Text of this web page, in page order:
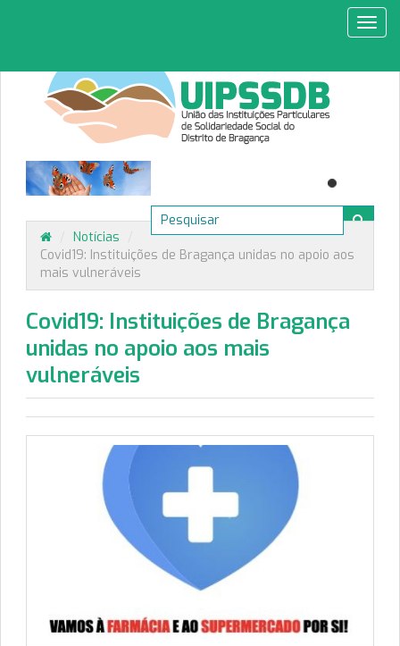
Notícias
Covid19: Instituições de Bragança unidas no apoio aos
mais vulneráveis
Covid19: Instituições de Bragança
unidas no apoio aos mais
vulneráveis